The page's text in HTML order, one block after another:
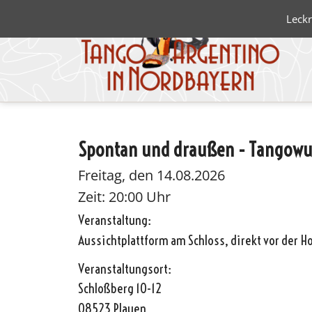
Blanco y
Spontan und draußen -
Freitag, den 14.08.2026
Zeit: 20:00 Uhr
Veranstaltung:
Aussichtplattform am Schloss, direkt vor der
Veranstaltungsort:
Schloßberg 10-12
08523 Plauen